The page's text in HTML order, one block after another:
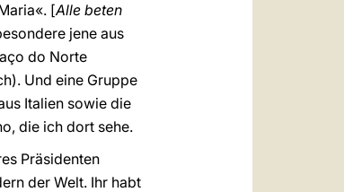
[Alle beten
jene aus
do Norte
Und eine Gruppe
Italien sowie die
die ich dort sehe.
Präsidenten
der Welt. Ihr habt